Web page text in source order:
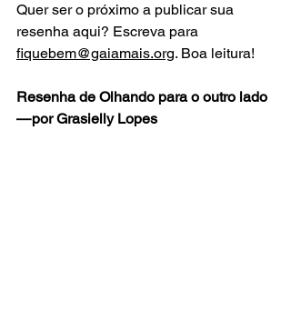
Quer ser o próximo a publicar sua
resenha aqui? Escreva para
fiquebem@gaiamais.org. Boa leitura!
Resenha de Olhando para o outro lado
— por Grasielly Lopes